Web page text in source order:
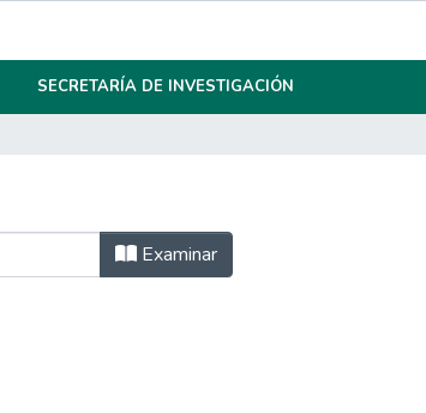
SECRETARÍA DE INVESTIGACIÓN
Examinar